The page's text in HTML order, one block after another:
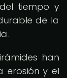
tiempo y
de la
han
erosión y el